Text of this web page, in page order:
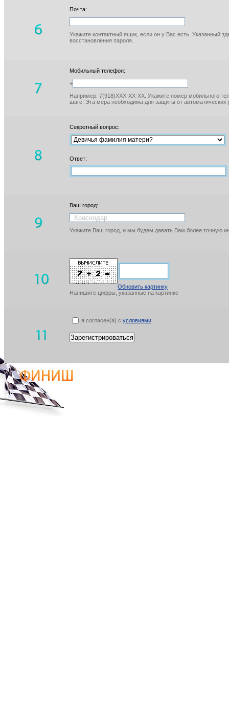
Почта:
Укажите контактный ящик, если он у Вас есть. Указанный
восстановления пароля.
Мобильный телефон:
+
Например: 7(918)XXX-XX-XX. Укажите номер мобильного
шаге. Эта мера необходима для защиты от автоматических
Секретный вопрос:
Ответ:
Ваш город:
Укажите Ваш город, и мы будем давать Вам более точную
Обновить картинку
Напишите цифры, указанные на картинке
я согласен(а) с условиями
Зарегистрироваться